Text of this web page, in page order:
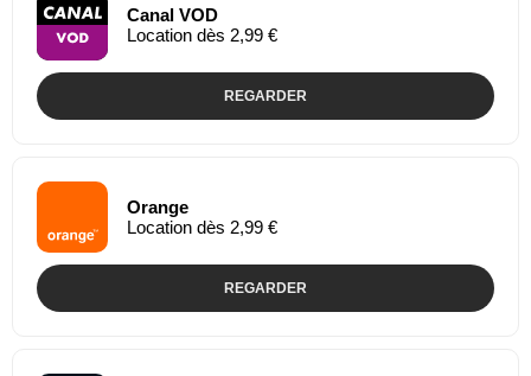
Canal VOD
Location dès 2,99 €
REGARDER
Orange
Location dès 2,99 €
REGARDER